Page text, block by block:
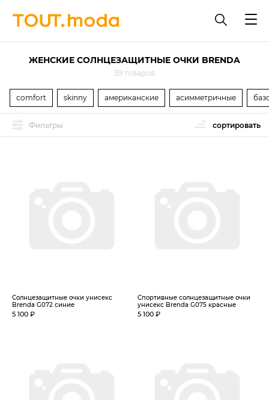
ЖЕНСКИЕ СОЛНЦЕЗАЩИТНЫЕ ОЧКИ BRENDA
39 товаров
comfort skinny американские асимметричные
Фильтры сортировать
Солнцезащитные очки унисекс
Brenda G072 синие
5 100 ₽
Спортивные солнцезащитные очки
унисекс Brenda G075 красные
5 100 ₽